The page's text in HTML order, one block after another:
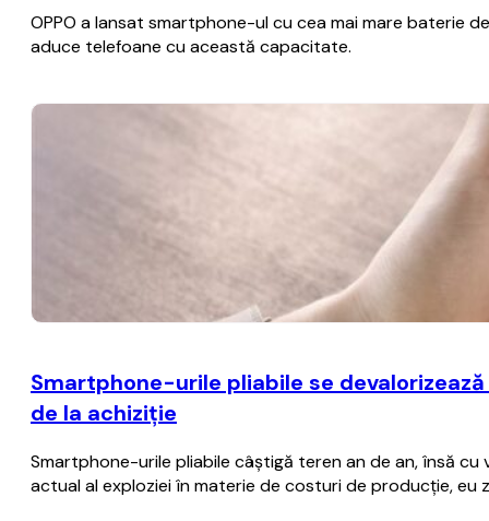
OPPO a lansat smartphone-ul cu cea mai mare baterie
aduce telefoane cu această capacitate.
Smartphone-urile pliabile se
de la achiziţie
Smartphone-urile pliabile câştigă teren an de an, însă
actual al exploziei în materie de costuri de producţie,